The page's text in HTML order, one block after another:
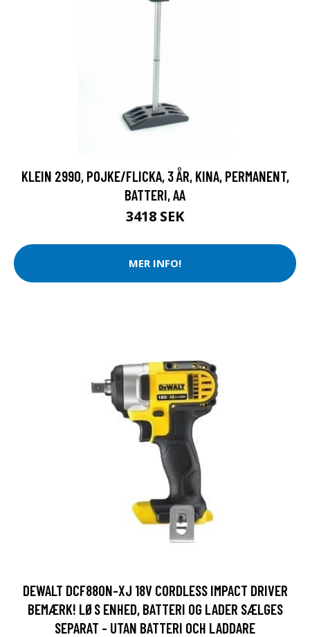
KLEIN 2990, POJKE/FLICKA, 3 ÅR, KINA, PERMANENT,
BATTERI, AA
3418 SEK
MER INFO!
DEWALT DCF880N-XJ 18V CORDLESS IMPACT DRIVER
BEMÆRK! LØS ENHED, BATTERI OG LADER SÆLGES
SEPARAT - UTAN BATTERI OCH LADDARE